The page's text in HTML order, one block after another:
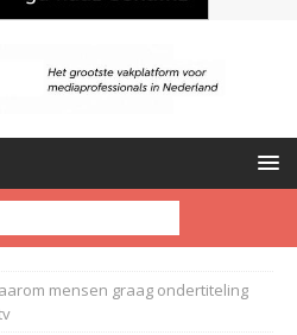
mensen graag ondertiteling